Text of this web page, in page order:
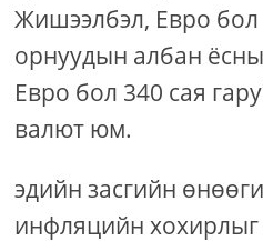
Жишээлбэл, Евро бол
орнуудын албан
Евро бол 340 сая
валют юм.
эдийн засгийн
инфляцийн хохирлыг